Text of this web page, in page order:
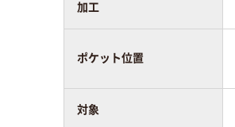
加工
ポケット位置
対象